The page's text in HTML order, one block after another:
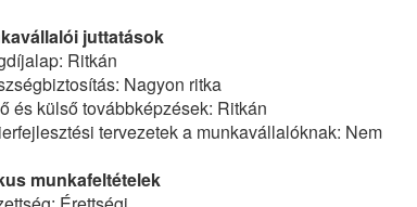
juttatások
Ritkán
Nagyon ritka
és külső továbbképzések: Ritkán
tervezetek a munkavállalóknak: Nem
munkafeltételek